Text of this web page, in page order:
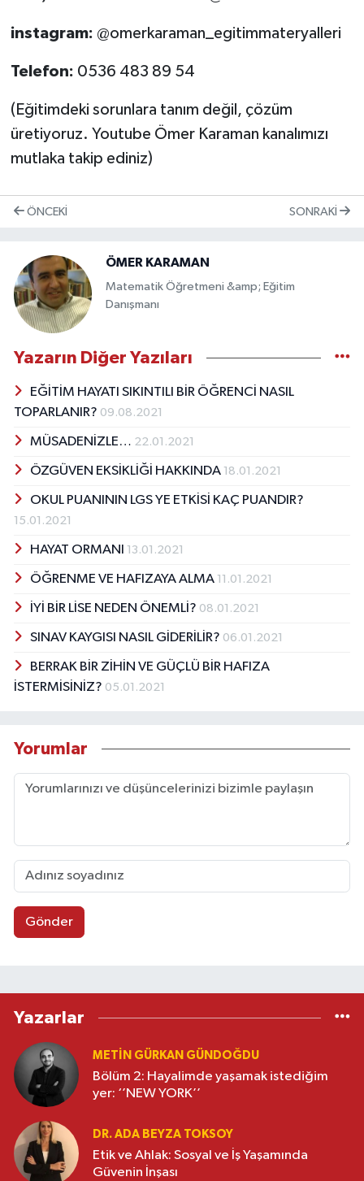
instagram: @omerkaraman_egitimmateryalleri
Telefon: 0536 483 89 54
(Eğitimdeki sorunlara tanım değil, çözüm
üretiyoruz. Youtube Ömer Karaman kanalımızı
mutlaka takip ediniz)
ÖNCEKI SONRAKI
ÖMER KARAMAN
Matematik Öğretmeni &amp; Eğitim
Danışmanı
Yazarın Diğer Yazıları
EĞİTİM HAYATI SIKINTILI BİR ÖĞRENCİ NASIL
TOPARLANIR? 09.08.2021
MÜSADENİZLE… 22.01.2021
ÖZGÜVEN EKSİKLİĞİ HAKKINDA 18.01.2021
OKUL PUANININ LGS YE ETKİSİ KAÇ PUANDIR?
15.01.2021
HAYAT ORMANI 13.01.2021
ÖĞRENME VE HAFIZAYA ALMA 11.01.2021
İYİ BİR LİSE NEDEN ÖNEMLİ? 08.01.2021
SINAV KAYGISI NASIL GİDERİLİR? 06.01.2021
BERRAK BİR ZİHİN VE GÜÇLÜ BİR HAFIZA
İSTERMİSİNİZ? 05.01.2021
Yorumlar
Gönder
Yazarlar
METIN GÜRKAN GÜNDOĞDU
Bölüm 2: Hayalimde yaşamak istediğim
yer: ‘’NEW YORK’’
DR. ADA BEYZA TOKSOY
Etik ve Ahlak: Sosyal ve İş Yaşamında
Güvenin İnşası